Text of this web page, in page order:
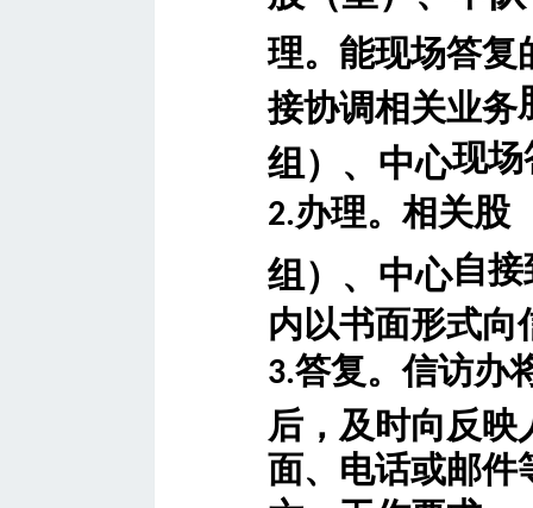
理。能现场答复
接协调相关业务
组）、中心现场
2.办理。相关股
组）、中心自接
内以书面形式向
3.答复。信访办
后，及时向反映
面、电话或邮件